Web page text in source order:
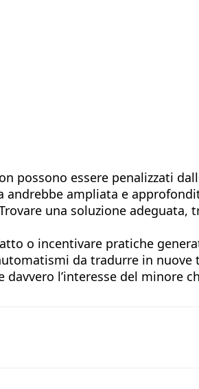
possono essere penalizzati
andrebbe ampliata e
una soluzione adeguata,
o incentivare pratiche
da tradurre in nuove
l’interesse del minore